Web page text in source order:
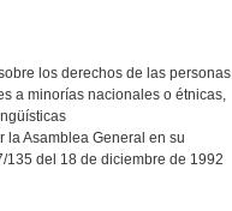
los derechos de las personas
a minorías nacionales o étnicas,
la Asamblea General en su
135 del 18 de diciembre de 1992